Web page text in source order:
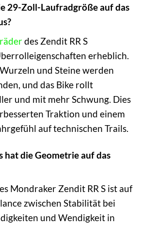
29-Zoll-Laufradgröße auf das
des Zendit RR S
erheblich.
und Steine werden
und das Bike rollt
und mit mehr Schwung. Dies
Traktion und einem
auf technischen Trails.
hat die Geometrie auf das
Mondraker Zendit RR S ist auf
zwischen Stabilität bei
und Wendigkeit in